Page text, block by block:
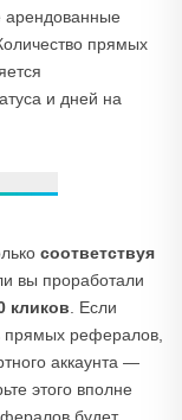
арендованные
прямых
и дней на
соответствуя
вы проработали
кликов . Если
прямых рефералов,
аккаунта —
этого вполне